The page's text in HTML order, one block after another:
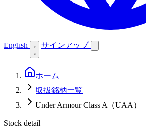
English サインアップ
ホーム
取扱銘柄一覧
Under Armour Class A（UAA）
Stock detail